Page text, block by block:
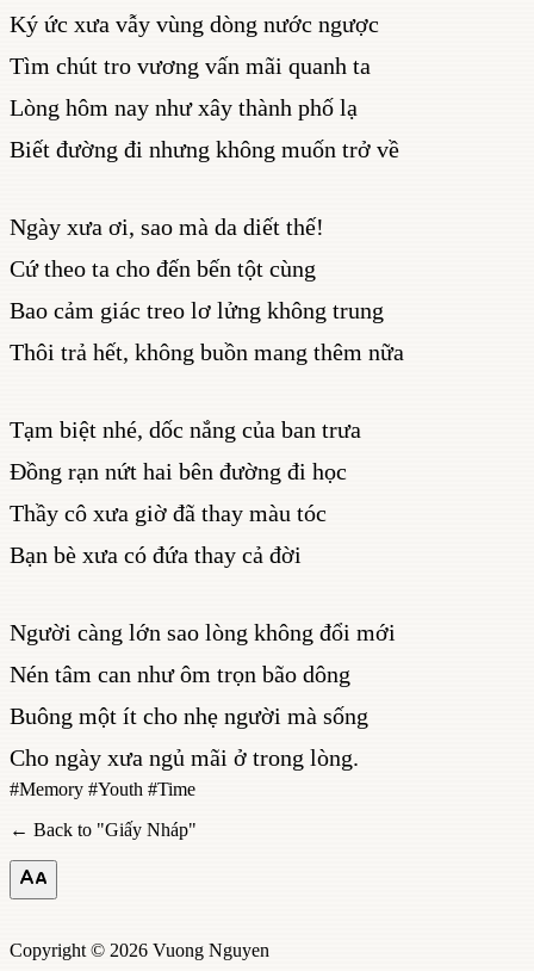
Ký ức xưa vẫy vùng dòng nước ngược
Tìm chút tro vương vấn mãi quanh ta
Lòng hôm nay như xây thành phố lạ
Biết đường đi nhưng không muốn trở về
Ngày xưa ơi, sao mà da diết thế!
Cứ theo ta cho đến bến tột cùng
Bao cảm giác treo lơ lửng không trung
Thôi trả hết, không buồn mang thêm nữa
Tạm biệt nhé, dốc nắng của ban trưa
Đồng rạn nứt hai bên đường đi học
Thầy cô xưa giờ đã thay màu tóc
Bạn bè xưa có đứa thay cả đời
Người càng lớn sao lòng không đổi mới
Nén tâm can như ôm trọn bão dông
Buông một ít cho nhẹ người mà sống
Cho ngày xưa ngủ mãi ở trong lòng.
#Memory #Youth #Time
← Back to "Giấy Nháp"
Copyright © 2026 Vuong Nguyen